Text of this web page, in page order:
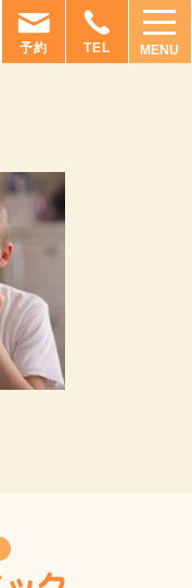
MENU
TEL
予約